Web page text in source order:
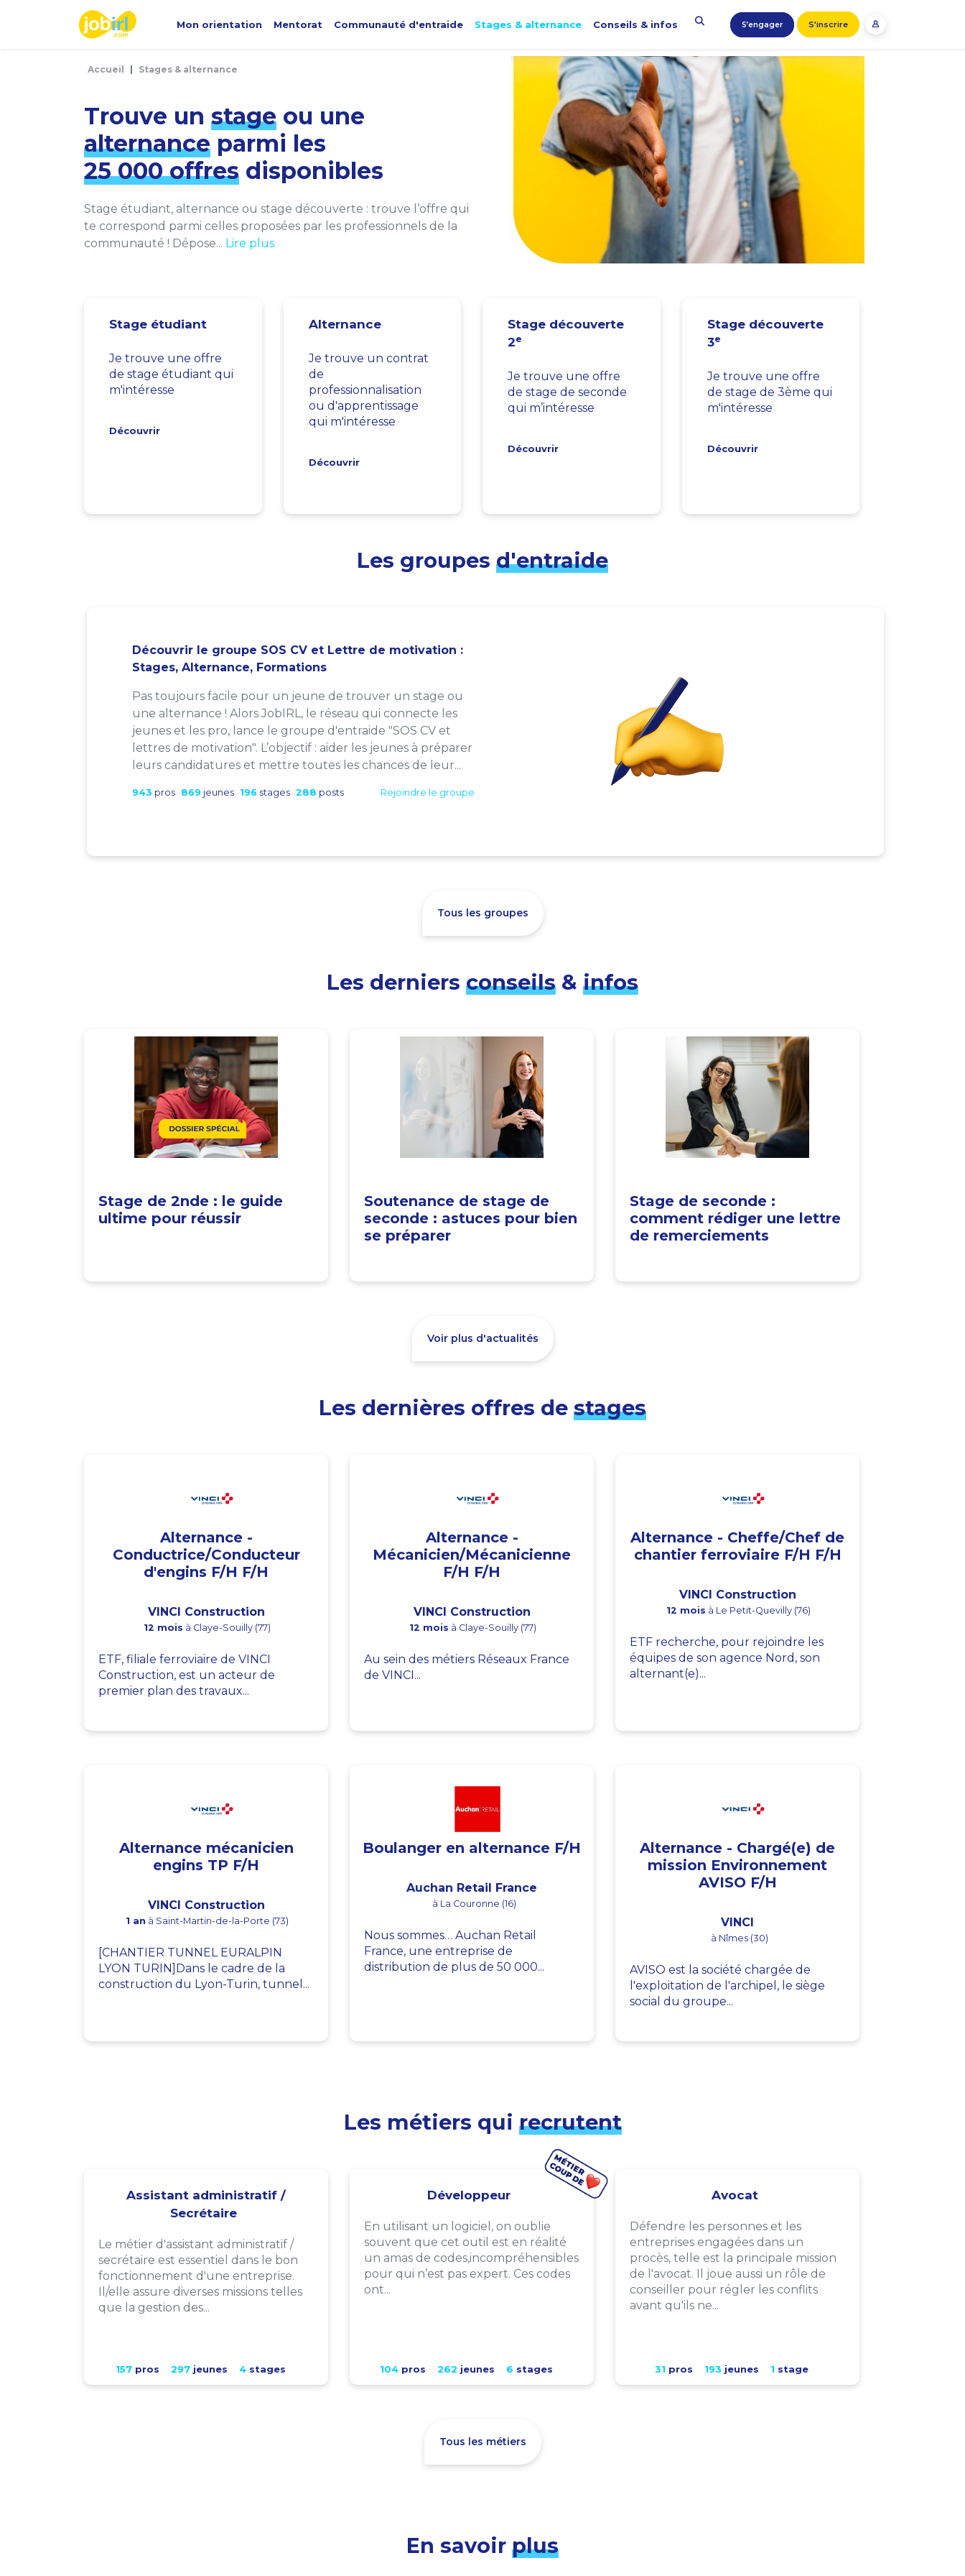
Mon orientation Mentorat Communauté d'entraide Stages & alternance Conseils & infos S’engager S'inscrire
Accueil Stages & alternance
Trouve un stage ou une
alternance parmi les
25 000 offres disponibles
Stage étudiant, alternance ou stage découverte : trouve l’offre qui
te correspond parmi celles proposées par les professionnels de la
communauté ! Dépose... Lire plus
Stage étudiant
Je trouve une offre
de stage étudiant qui
m'intéresse
Découvrir
Alternance
Je trouve un contrat
de
professionnalisation
ou d'apprentissage
qui m'intéresse
Découvrir
Stage découverte
2e
Je trouve une offre
de stage de seconde
qui m’intéresse
Découvrir
Stage découverte
3e
Je trouve une offre
de stage de 3ème qui
m'intéresse
Découvrir
Les groupes d'entraide
Découvrir le groupe SOS CV et Lettre de motivation :
Stages, Alternance, Formations
Pas toujours facile pour un jeune de trouver un stage ou
une alternance ! Alors JobIRL, le réseau qui connecte les
jeunes et les pro, lance le groupe d'entraide "SOS CV et
lettres de motivation". L’objectif : aider les jeunes à préparer
leurs candidatures et mettre toutes les chances de leur...
943 pros 869 jeunes 196 stages 288 posts Rejoindre le groupe
Tous les groupes
Les derniers conseils & infos
Stage de 2nde : le guide
ultime pour réussir
Soutenance de stage de
seconde : astuces pour bien
se préparer
Stage de seconde :
comment rédiger une lettre
de remerciements
Voir plus d'actualités
Les dernières offres de stages
Alternance -
Conductrice/Conducteur
d'engins F/H F/H
VINCI Construction
12 mois à Claye-Souilly (77)
ETF, filiale ferroviaire de VINCI
Construction, est un acteur de
premier plan des travaux...
Alternance -
Mécanicien/Mécanicienne
F/H F/H
VINCI Construction
12 mois à Claye-Souilly (77)
Au sein des métiers Réseaux France
de VINCI...
Alternance - Cheffe/Chef de
chantier ferroviaire F/H F/H
VINCI Construction
12 mois à Le Petit-Quevilly (76)
ETF recherche, pour rejoindre les
équipes de son agence Nord, son
alternant(e)...
Alternance mécanicien
engins TP F/H
VINCI Construction
1 an à Saint-Martin-de-la-Porte (73)
[CHANTIER TUNNEL EURALPIN
LYON TURIN]Dans le cadre de la
construction du Lyon-Turin, tunnel...
Boulanger en alternance F/H
Auchan Retail France
à La Couronne (16)
Nous sommes… Auchan Retail
France, une entreprise de
distribution de plus de 50 000...
Alternance - Chargé(e) de
mission Environnement
AVISO F/H
VINCI
à Nîmes (30)
AVISO est la société chargée de
l'exploitation de l'archipel, le siège
social du groupe...
Les métiers qui recrutent
Assistant administratif /
Secrétaire
Le métier d'assistant administratif /
secrétaire est essentiel dans le bon
fonctionnement d'une entreprise.
Il/elle assure diverses missions telles
que la gestion des...
157pros 297jeunes 4stages
Développeur
En utilisant un logiciel, on oublie
souvent que cet outil est en réalité
un amas de codes,incompréhensibles
pour qui n’est pas expert. Ces codes
ont...
104pros 262 jeunes 6 stages
Avocat
Défendre les personnes et les
entreprises engagées dans un
procès, telle est la principale mission
de l'avocat. Il joue aussi un rôle de
conseiller pour régler les conflits
avant qu'ils ne...
31 pros 193 jeunes 1 stage
Tous les métiers
En savoir plus
Panneau de gestion des cookies